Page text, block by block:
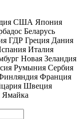
США Япония
Беларусь
ГДР Греция Дания
Италия
Новая Зеландия
Румыния Сербия
Франция
Швеция
Ямайка